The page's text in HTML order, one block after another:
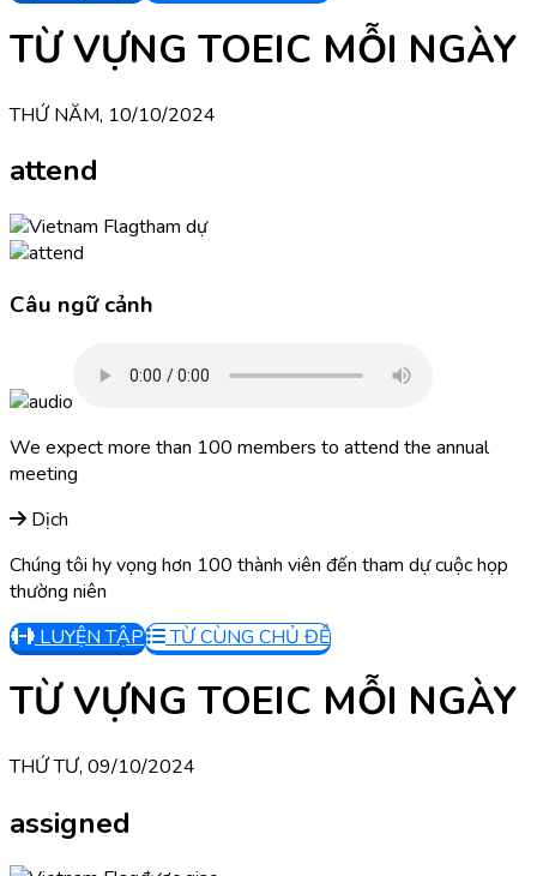
TỪ VỰNG TOEIC MỖI NGÀY
THỨ NĂM, 10/10/2024
attend
tham dự
Câu ngữ cảnh
We expect more than 100 members to attend the annual
meeting
Dịch
Chúng tôi hy vọng hơn 100 thành viên đến tham dự cuộc họp
thường niên
LUYỆN TẬP
TỪ CÙNG CHỦ ĐỀ
TỪ VỰNG TOEIC MỖI NGÀY
THỨ TƯ, 09/10/2024
assigned